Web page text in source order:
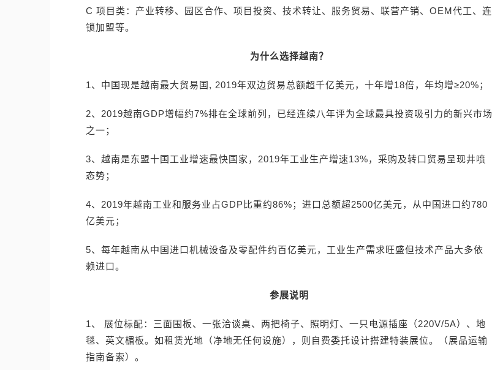
C 项目类：产业转移、园区合作、项目投资、技术转让、服务贸易、联营产销、OEM代工、连
锁加盟等。
为什么选择越南？
1、中国现是越南最大贸易国, 2019年双边贸易总额超千亿美元，十年增18倍，年均增≥20%；
2、2019越南GDP增幅约7%排在全球前列，已经连续八年评为全球最具投资吸引力的新兴市场
之一；
3、越南是东盟十国工业增速最快国家，2019年工业生产增速13%，采购及转口贸易呈现井喷
态势；
4、2019年越南工业和服务业占GDP比重约86%；进口总额超2500亿美元，从中国进口约780
亿美元；
5、每年越南从中国进口机械设备及零配件约百亿美元，工业生产需求旺盛但技术产品大多依
赖进口。
参展说明
1、 展位标配：三面围板、一张洽谈桌、两把椅子、照明灯、一只电源插座（220V/5A）、地
毯、英文楣板。如租赁光地（净地无任何设施），则自费委托设计搭建特装展位。（展品运输
指南备索）。